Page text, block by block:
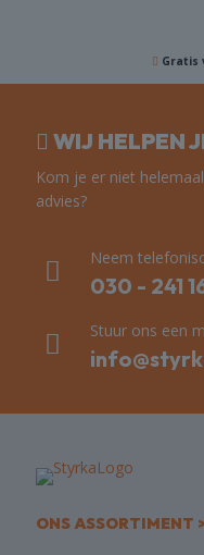
Gratis
WIJ HELPEN
Kom je er niet
advies?
Neem
030 - 241
Stuur ons een
ONS ASSORTIMENT